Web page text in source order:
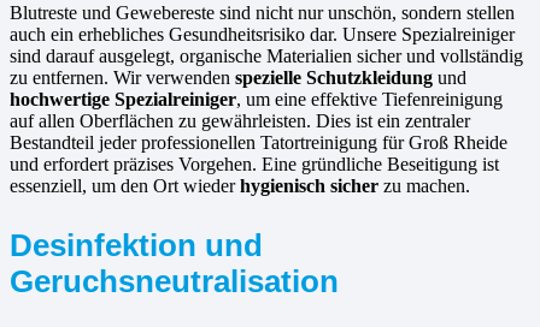
Blutreste und Gewebereste sind nicht nur unschön, sondern stellen
auch ein erhebliches Gesundheitsrisiko dar. Unsere Spezialreiniger
sind darauf ausgelegt, organische Materialien sicher und vollständig
zu entfernen. Wir verwenden spezielle Schutzkleidung und
hochwertige Spezialreiniger, um eine effektive Tiefenreinigung
auf allen Oberflächen zu gewährleisten. Dies ist ein zentraler
Bestandteil jeder professionellen Tatortreinigung für Groß Rheide
und erfordert präzises Vorgehen. Eine gründliche Beseitigung ist
essenziell, um den Ort wiederhygienisch sicher zu machen.
Desinfektion und
Geruchsneutralisation